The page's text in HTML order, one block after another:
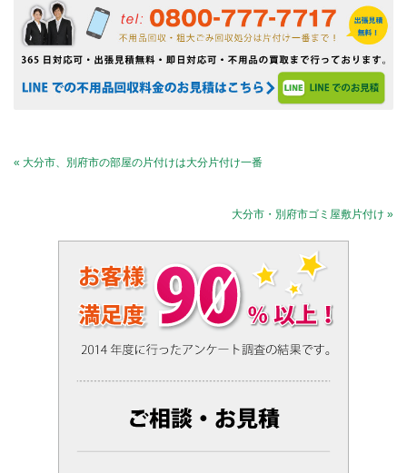
« 大分市、別府市の部屋の片付けは大分片付け一番
大分市・別府市ゴミ屋敷片付け »